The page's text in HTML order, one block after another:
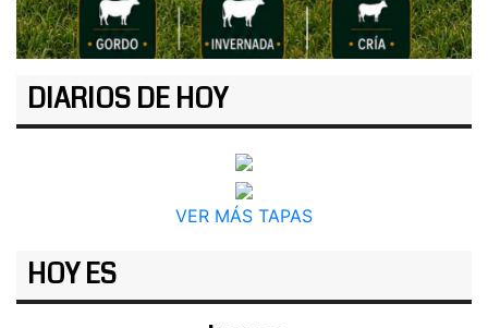
DIARIOS DE HOY
VER MÁS TAPAS
HOY ES